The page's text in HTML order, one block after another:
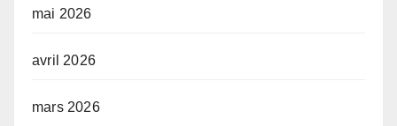
mai 2026
avril 2026
mars 2026